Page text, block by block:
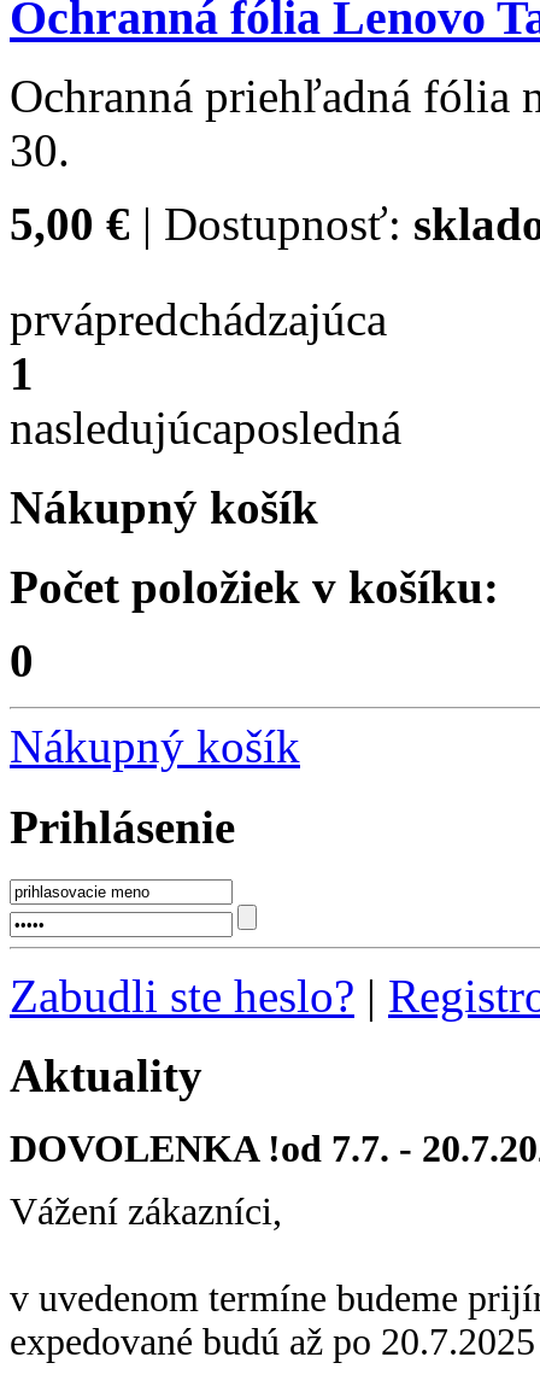
Ochranná fólia Lenovo
Ochranná priehľadná fólia
30.
5,00 € | Dostupnosť:
prvápredchádzajúca
1
nasledujúcaposledná
Nákupný košík
Počet položiek v košíku:
0
Nákupný košík
Prihlásenie
Zabudli ste heslo? |
Aktuality
DOVOLENKA !od 7.7. -
Vážení zákazníci,
v uvedenom termíne budeme
expedované budú až po